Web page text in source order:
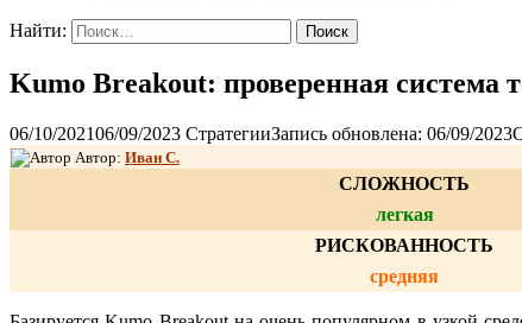
Найти:
Kumo Breakout: проверенная система
06/10/202106/09/2023 СтратегииЗапись обновлена: 06/09/2023
Автор: Иван С.
СЛОЖНОСТЬ
легкая
РИСКОВАННОСТЬ
средняя